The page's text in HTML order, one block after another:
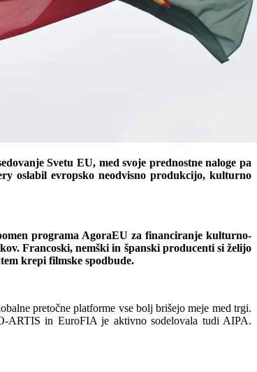
Svetu EU, med svoje prednostne naloge pa
oslabil evropsko neodvisno produkcijo, kulturno
programa AgoraEU za financiranje kulturno-
Francoski, nemški in španski producenti si želijo
krepi filmske spodbude.
pretočne platforme vse bolj brišejo meje med trgi.
ARTIS in EuroFIA je aktivno sodelovala tudi AIPA.